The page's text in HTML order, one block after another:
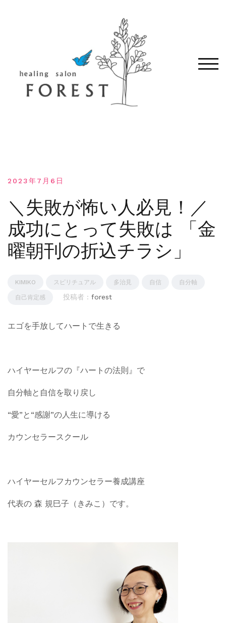
モバ
2023年7月6日
＼失敗が怖い人必見！／
成功にとって失敗は 「金
曜朝刊の折込チラシ」
KIMIKO スピリチュアル 多治見 自信 自分軸
自己肯定感 投稿者 : forest
エゴを手放してハートで生きる
ハイヤーセルフの『ハートの法則』で
自分軸と自信を取り戻し
“愛”と“感謝”の人生に導ける
カウンセラースクール
ハイヤーセルフカウンセラー養成講座
代表の 森 規巳子（きみこ）です。